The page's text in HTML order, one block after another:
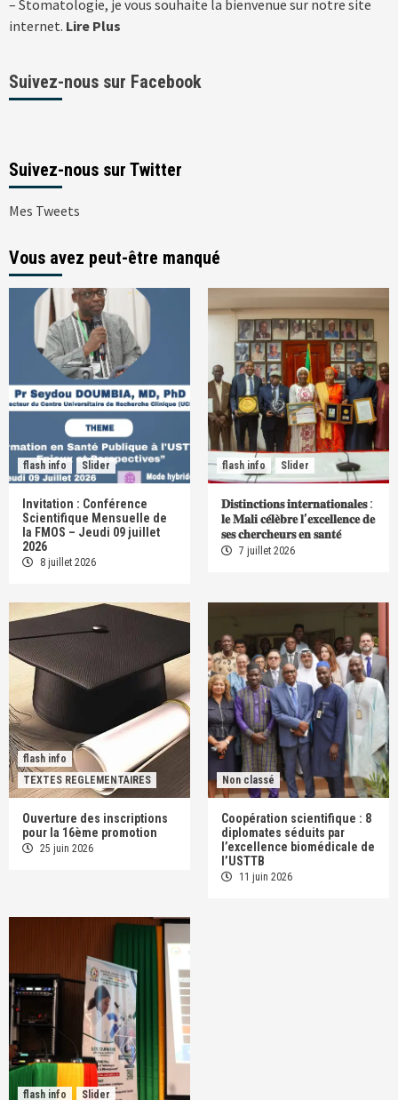
– Stomatologie, je vous souhaite la bienvenue sur notre site
internet. Lire Plus
Suivez-nous sur Facebook
Suivez-nous sur Twitter
Mes Tweets
Vous avez peut-être manqué
flash info Slider
Invitation : Conférence
Scientifique Mensuelle de
la FMOS – Jeudi 09 juillet
2026
8 juillet 2026
flash info Slider
𝐃𝐢𝐬𝐭𝐢𝐧𝐜𝐭𝐢𝐨𝐧𝐬 𝐢𝐧𝐭𝐞𝐫𝐧𝐚𝐭𝐢𝐨𝐧𝐚𝐥𝐞𝐬 :
𝐥𝐞 𝐌𝐚𝐥𝐢 𝐜𝐞́𝐥𝐞̀𝐛𝐫𝐞 𝐥’𝐞𝐱𝐜𝐞𝐥𝐥𝐞𝐧𝐜𝐞 𝐝𝐞
𝐬𝐞𝐬 𝐜𝐡𝐞𝐫𝐜𝐡𝐞𝐮𝐫𝐬 𝐞𝐧 𝐬𝐚𝐧𝐭𝐞́
7 juillet 2026
flash info
TEXTES REGLEMENTAIRES
Ouverture des inscriptions
pour la 16ème promotion
25 juin 2026
Non classé
Coopération scientifique : 8
diplomates séduits par
l’excellence biomédicale de
l’USTTB
11 juin 2026
flash info Slider